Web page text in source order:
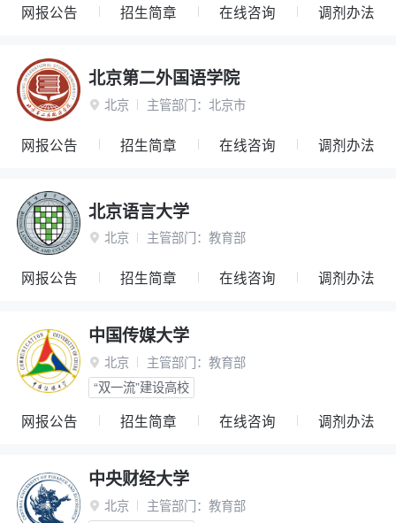
网报公告 招生简章 在线咨询 调剂办法
北京第二外国语学院
 北京 主管部门： 北京市
网报公告 招生简章 在线咨询 调剂办法
北京语言大学
 北京 主管部门： 教育部
网报公告 招生简章 在线咨询 调剂办法
中国传媒大学
 北京 主管部门： 教育部
“双一流”建设高校
网报公告 招生简章 在线咨询 调剂办法
中央财经大学
 北京 主管部门： 教育部